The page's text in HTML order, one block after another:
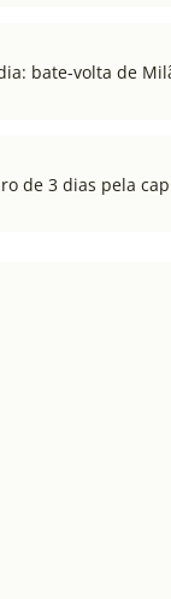
bate-volta de
de 3 dias pela